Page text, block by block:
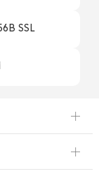
SSL